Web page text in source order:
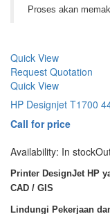
Proses akan
Quick View
Request Quotation
Quick View
HP Designjet T1700
Call for price
Availability: In stock
Printer DesignJet HP
CAD / GIS
Lindungi Pekerjaan